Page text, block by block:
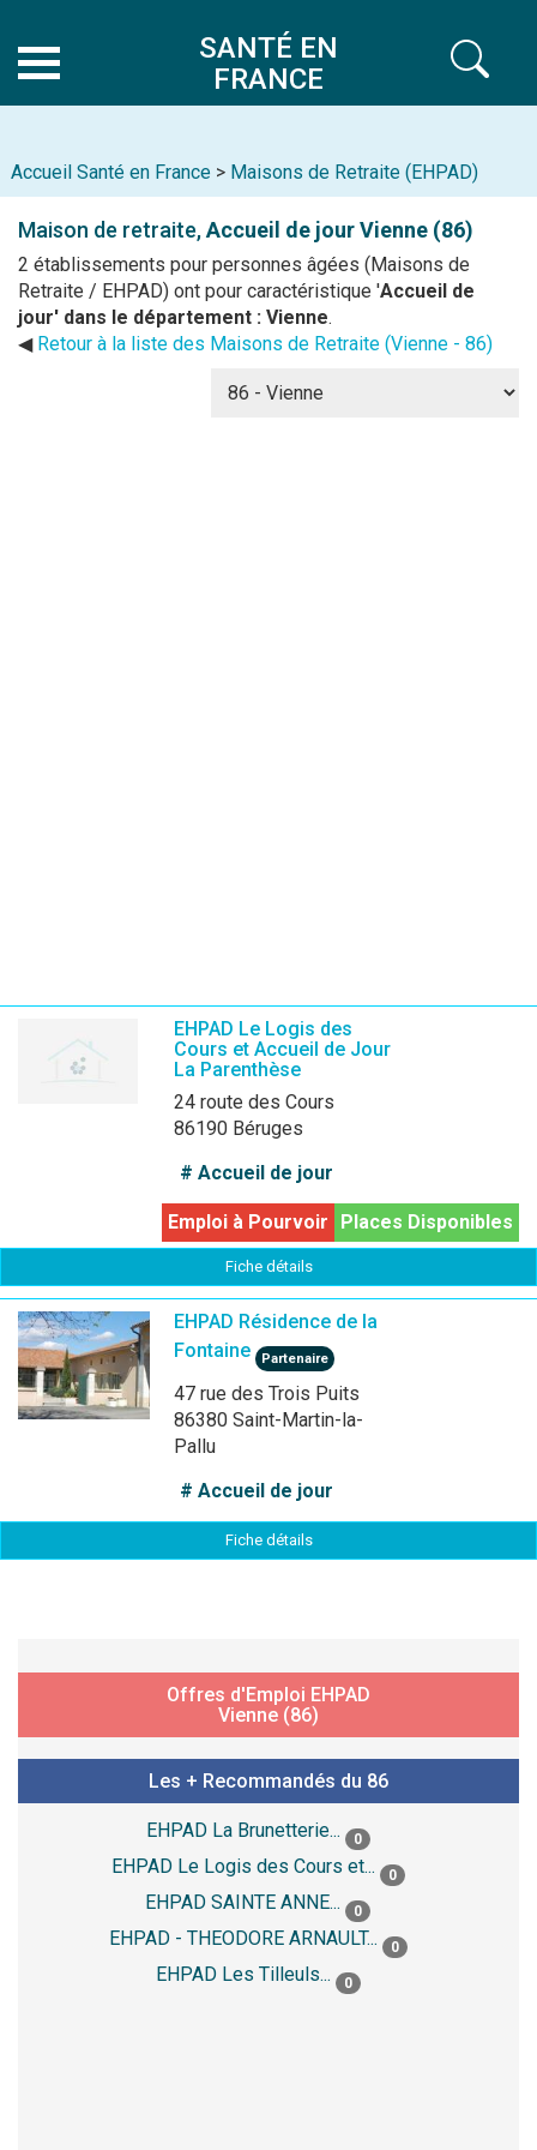
SANTÉ EN
FRANCE
Accueil Santé en France > Maisons de Retraite (EHPAD)
Maison de retraite,Accueil de jourVienne (86)
2 établissements pour personnes âgées (Maisons de
Retraite / EHPAD) ont pour caractéristique 'Accueil de
jour' dans le département : Vienne.
◀ Retour à la liste des Maisons de Retraite (Vienne - 86)
EHPAD Le Logis des
Cours et Accueil de Jour
La Parenthèse
24 route des Cours
86190 Béruges
# Accueil de jour
Places Disponibles
Emploi à Pourvoir
Fiche détails
EHPAD Résidence de la
Fontaine
Partenaire
47 rue des Trois Puits
86380 Saint-Martin-la-
Pallu
# Accueil de jour
Fiche détails
Offres d'Emploi EHPAD
Vienne (86)
Les + Recommandés du 86
EHPAD La Brunetterie... 0
EHPAD Le Logis des Cours et... 0
EHPAD SAINTE ANNE... 0
EHPAD - THEODORE ARNAULT... 0
EHPAD Les Tilleuls... 0